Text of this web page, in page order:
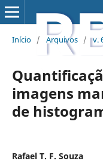
Início / Arquivos / v.
imagens
de
Rafael T. F. Souza